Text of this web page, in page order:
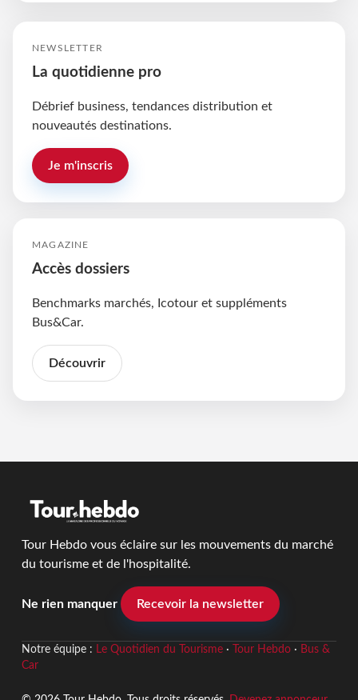
NEWSLETTER
La quotidienne pro
Débrief business, tendances distribution et
nouveautés destinations.
Je m'inscris
MAGAZINE
Accès dossiers
Benchmarks marchés, Icotour et suppléments
Bus&Car.
Découvrir
Tour Hebdo vous éclaire sur les mouvements du marché
du tourisme et de l'hospitalité.
Ne rien manquer Recevoir la newsletter
Notre équipe : Le Quotidien du Tourisme· Tour Hebdo· Bus &
Car